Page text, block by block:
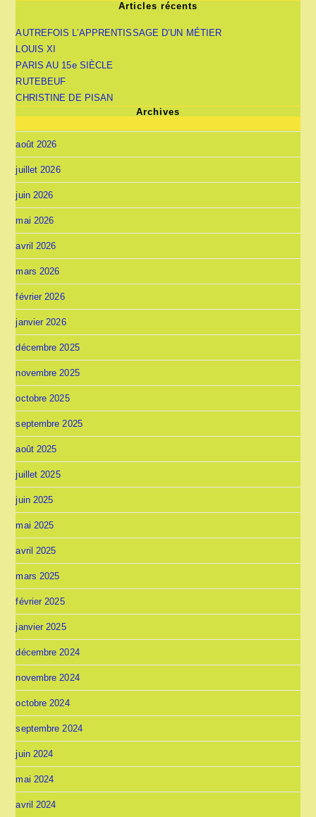
Articles récents
AUTREFOIS L’APPRENTISSAGE D’UN MÉTIER
LOUIS XI
PARIS AU 15e SIÈCLE
RUTEBEUF
CHRISTINE DE PISAN
Archives
août 2026
juillet 2026
juin 2026
mai 2026
avril 2026
mars 2026
février 2026
janvier 2026
décembre 2025
novembre 2025
octobre 2025
septembre 2025
août 2025
juillet 2025
juin 2025
mai 2025
avril 2025
mars 2025
février 2025
janvier 2025
décembre 2024
novembre 2024
octobre 2024
septembre 2024
juin 2024
mai 2024
avril 2024